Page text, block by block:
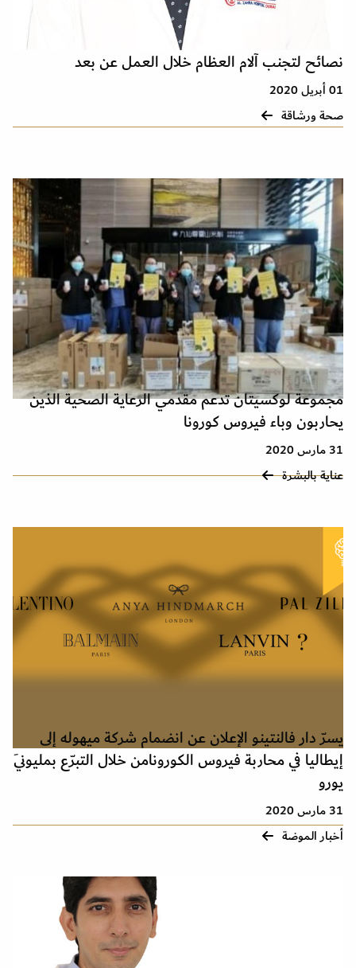
نصائح لتجنب آلام العظام خلال العمل عن بعد
01 أبريل 2020
صحة ورشاقة
مجموعة لوكسيتان تدعم مقدمي الرعاية الصحية الذين
يحاربون وباء فيروس كورونا
31 مارس 2020
عناية بالبشرة
يسرّ دار فالنتينو الإعلان عن انضمام شركة ميهوله إلى
إيطاليا في محاربة فيروس الكورونامن خلال التبرّع بمليونَي
يورو
31 مارس 2020
أخبار الموضة